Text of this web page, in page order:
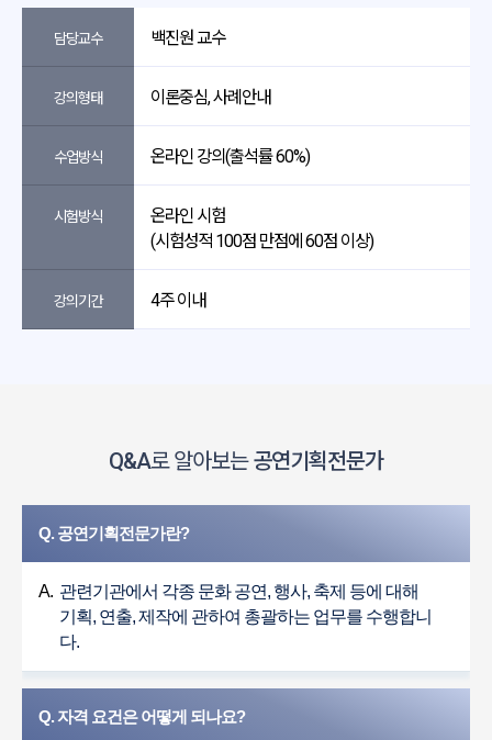
담당교수 백진원 교수
강의형태 이론중심, 사례안내
수업방식 온라인 강의(출석률 60%)
시험방식
온라인 시험
(시험성적 100점 만점에 60점 이상)
강의기간 4주 이내
Q&A로 알아보는공연기획전문가
Q. 공연기획전문가란?
A. 관련기관에서 각종 문화 공연, 행사, 축제 등에 대해
기획, 연출, 제작에 관하여 총괄하는 업무를 수행합니
다.
Q. 자격 요건은 어떻게 되나요?